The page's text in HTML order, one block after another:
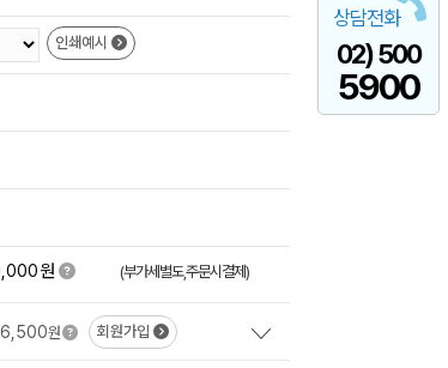
상담전화
02) 500
5900
인쇄예시
원 (부가세별도,주문시결제)
원 회원가입